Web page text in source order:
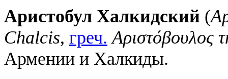
Аристобул Халкидский (
Chalcis, греч. Αριστόβουλος
Армении и Халкиды.